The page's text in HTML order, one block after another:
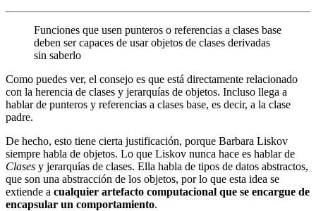
Funciones que usen punteros o referencias a clases base
deben ser capaces de usar objetos de clases derivadas
sin saberlo
Como puedes ver, el consejo es que está directamente relacionado
con la herencia de clases y jerarquías de objetos. Incluso llega a
hablar de punteros y referencias a clases base, es decir, a la clase
padre.
De hecho, esto tiene cierta justificación, porque Barbara Liskov
siempre habla de objetos. Lo que Liskov nunca hace es hablar de
Clases y jerarquías de clases. Ella habla de tipos de datos abstractos,
que son una abstracción de los objetos, por lo que esta idea se
extiende a cualquier artefacto computacional que se encargue de
encapsular un comportamiento.